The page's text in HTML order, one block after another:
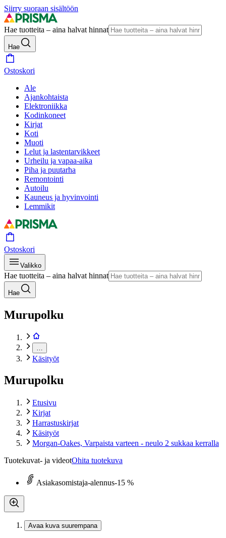
Siirry suoraan sisältöön
Hae tuotteita – aina halvat hinnat
Hae
Ostoskori
Ale
Ajankohtaista
Elektroniikka
Kodinkoneet
Kirjat
Koti
Muoti
Lelut ja lastentarvikkeet
Urheilu ja vapaa-aika
Piha ja puutarha
Remontointi
Autoilu
Kauneus ja hyvinvointi
Lemmikit
Ostoskori
Valikko
Hae tuotteita – aina halvat hinnat
Hae
Murupolku
Käsityöt
Murupolku
Etusivu
Kirjat
Harrastuskirjat
Käsityöt
Morgan-Oakes, Varpaista varteen - neulo 2 sukkaa kerralla
Tuotekuvat- ja videotOhita tuotekuva
Asiakasomistaja-alennus-15 %
Avaa kuva suurempana